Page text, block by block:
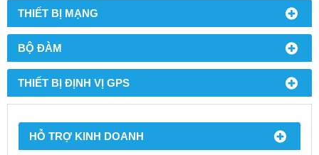
THIẾT BỊ MẠNG
BỘ ĐÀM
THIẾT BỊ ĐỊNH VỊ GPS
HỖ TRỢ KINH DOANH